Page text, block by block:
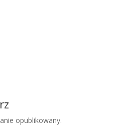
opublikowany.